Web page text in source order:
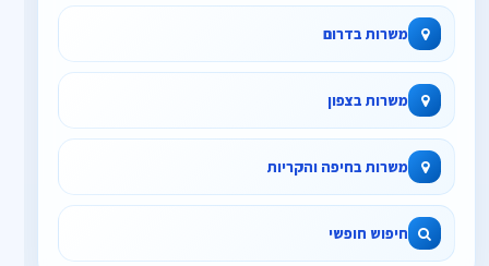
משרות בדרום
משרות בצפון
משרות בחיפה והקריות
חיפוש חופשי